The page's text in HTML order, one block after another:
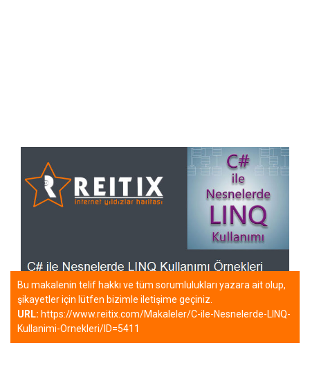
Bu makalenin telif hakkı ve tüm sorumlulukları yazara ait olup,
şikayetler için lütfen bizimle iletişime geçiniz.
URL: https://www.reitix.com/Makaleler/C-ile-Nesnelerde-LINQ-
Kullanimi-Ornekleri/ID=5411